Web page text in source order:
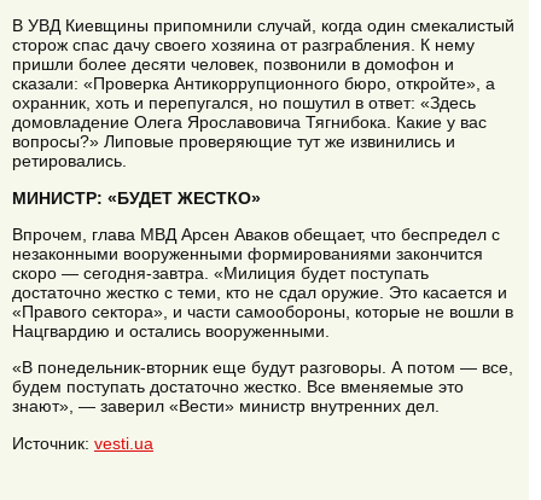
В УВД Киевщины припомнили случай, когда один смекалистый
сторож спас дачу своего хозяина от разграбления. К нему
пришли более десяти человек, позвонили в домофон и
сказали: «Проверка Антикоррупционного бюро, откройте», а
охранник, хоть и перепугался, но пошутил в ответ: «Здесь
домовладение Олега Ярославовича Тягнибока. Какие у вас
вопросы?» Липовые проверяющие тут же извинились и
ретировались.
МИНИСТР: «БУДЕТ ЖЕСТКО»
Впрочем, глава МВД Арсен Аваков обещает, что беспредел с
незаконными вооруженными формированиями закончится
скоро — сегодня-завтра. «Милиция будет поступать
достаточно жестко с теми, кто не сдал оружие. Это касается и
«Правого сектора», и части самообороны, которые не вошли в
Нацгвардию и остались вооруженными.
«В понедельник-вторник еще будут разговоры. А потом — все,
будем поступать достаточно жестко. Все вменяемые это
знают», — заверил «Вести» министр внутренних дел.
Источник: vesti.ua